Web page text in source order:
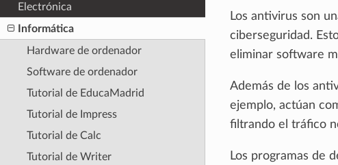
Los antivirus son
ciberseguridad.
eliminar software
Además de los
ejemplo, actúan
filtrando el tráfico
Los programas de
Electrónica
Informática
Hardware de ordenador
Software de ordenador
Tutorial de EducaMadrid
Tutorial de Impress
Tutorial de Calc
Tutorial de Writer